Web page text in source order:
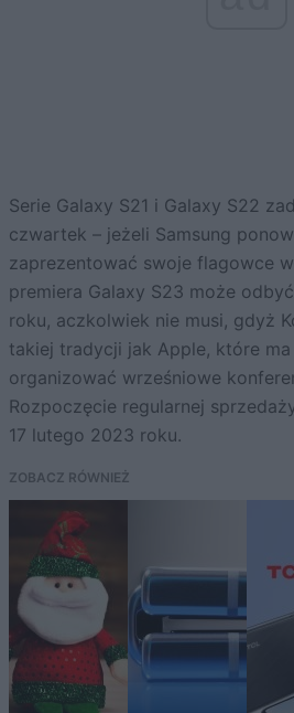
Serie Galaxy S21 i Galaxy S22
czwartek – jeżeli Samsung
zaprezentować swoje flagowce
premiera Galaxy S23 może
roku, aczkolwiek nie musi, gdyż
takiej tradycji jak Apple, które
organizować wrześniowe
Rozpoczęcie regularnej
17 lutego 2023 roku.
ZOBACZ RÓWNIEŻ